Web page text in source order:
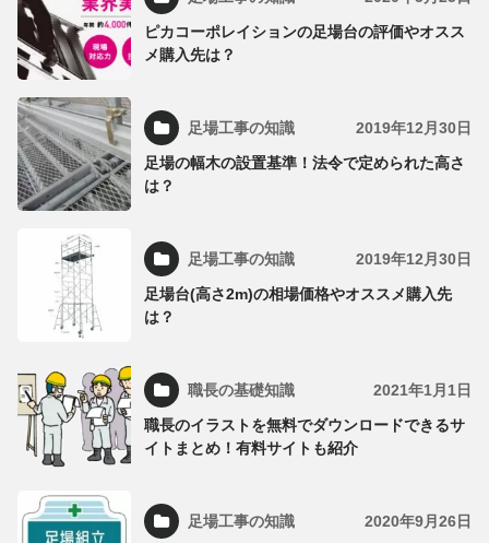
ピカコーポレイションの足場台の評価やオスス
メ購入先は？
足場工事の知識 2019年12月30日
足場の幅木の設置基準！法令で定められた高さ
は？
足場工事の知識 2019年12月30日
足場台(高さ2m)の相場価格やオススメ購入先
は？
職長の基礎知識 2021年1月1日
職長のイラストを無料でダウンロードできるサ
イトまとめ！有料サイトも紹介
足場工事の知識 2020年9月26日